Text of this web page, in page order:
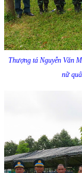
Thượng tá Nguyễn Văn
nữ